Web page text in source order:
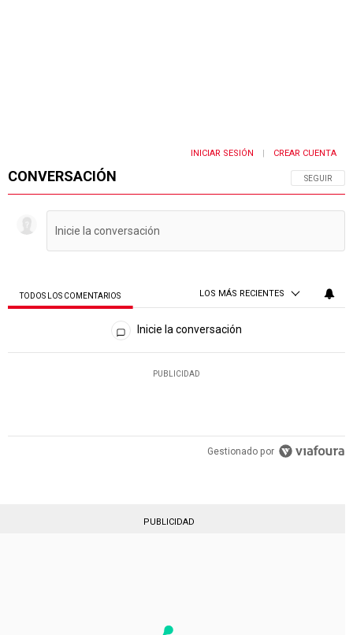
CONVERSACIÓN SIGA ESTA
SEGUIR
INICIAR SESIÓN CREAR CUENTA
TODOS LOS COMENTARIOS LOS MÁS RECIENTES
Todos los comentarios
Inicie la conversación
PUBLICIDAD
Gestionado por
PUBLICIDAD